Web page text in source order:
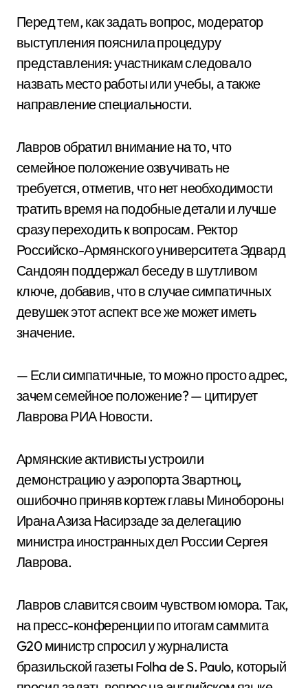
Перед тем, как задать вопрос, модератор
выступления пояснила процедуру
представления: участникам следовало
назвать место работы или учебы, а также
направление специальности.
Лавров обратил внимание на то, что
семейное положение озвучивать не
требуется, отметив, что нет необходимости
тратить время на подобные детали и лучше
сразу переходить к вопросам. Ректор
Российско-Армянского университета Эдвард
Сандоян поддержал беседу в шутливом
ключе, добавив, что в случае симпатичных
девушек этот аспект все же может иметь
значение.
— Если симпатичные, то можно просто адрес,
зачем семейное положение? — цитирует
Лаврова РИА Новости.
Армянские активисты устроили
демонстрацию у аэропорта Звартноц,
ошибочно приняв кортеж главы Минобороны
Ирана Азиза Насирзаде за делегацию
министра иностранных дел России Сергея
Лаврова.
Лавров славится своим чувством юмора. Так,
на пресс-конференции по итогам саммита
G20 министр спросил у журналиста
бразильской газеты Folha de S. Paulo, который